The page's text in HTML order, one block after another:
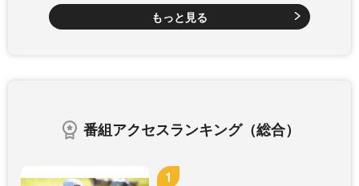
もっと見る
番組アクセスランキング（総合）